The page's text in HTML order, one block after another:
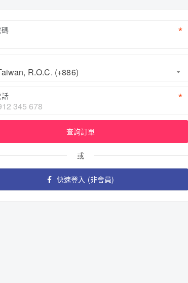
R.O.C. (+886)
查詢訂單
或
快速登入 (非會員)